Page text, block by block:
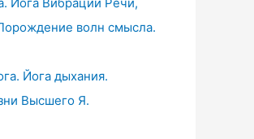
волн смысла.
Йога дыхания.
Высшего Я.